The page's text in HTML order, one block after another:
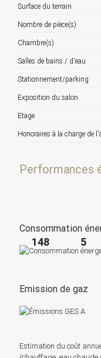
Surface du terrain
Nombre de pièce(s)
Chambre(s)
Salles de bains / d'eau
Stationnement/parking
Exposition du salon
Etage
Honoraires à la charge de
Performances
Consommation
148 5
Emission de gaz
Estimation du coût